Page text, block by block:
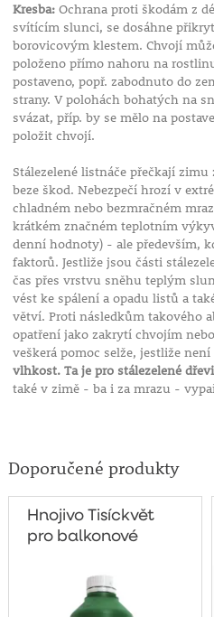
Kresba:Ochrana proti škodám z
svítícím slunci, se dosáhne
borovicovým klestem. Chvojí
položeno přímo nahoru na
postaveno, popř. zabodnuto do
strany. V polohách bohatých na
svázat, příp. by se mělo na
položit chvojí.
Stálezelené listnáče přečkají
beze škod. Nebezpečí hrozí v
chladném nebo bezmračném
krátkém značném teplotním
denní hodnoty) - ale především,
faktorů. Jestliže jsou části
čas přes vrstvu sněhu teplým
vést ke spálení a opadu listů a
větví. Proti následkům takového
opatření jako zakrytí chvojím
veškerá pomoc selže, jestliže
vlhkost. Ta je pro stálezelené
také v zimě - ba i za mrazu -
Doporučené produkty
Hnojivo Tisíckvět
pro balkonové